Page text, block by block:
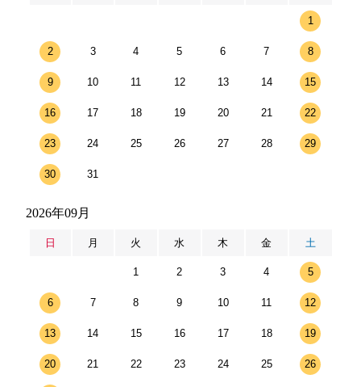
1
2 3 4 5 6 7 8
9 10 11 12 13 14 15
16 17 18 19 20 21 22
23 24 25 26 27 28 29
30 31
2026年09月
日 月 火 水 木 金 土
1 2 3 4 5
6 7 8 9 10 11 12
13 14 15 16 17 18 19
20 21 22 23 24 25 26